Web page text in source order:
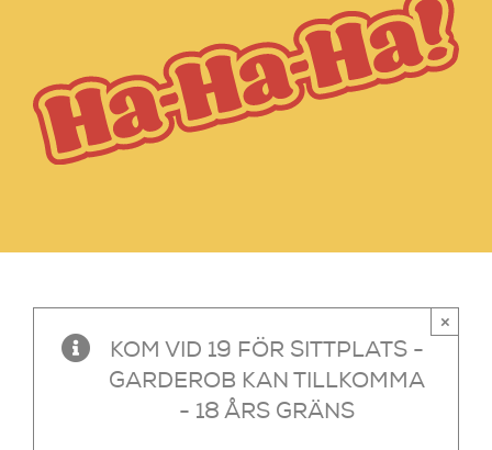
KOM VID 19 FÖR SITTPLATS -
GARDEROB KAN TILLKOMMA
- 18 ÅRS GRÄNS
×